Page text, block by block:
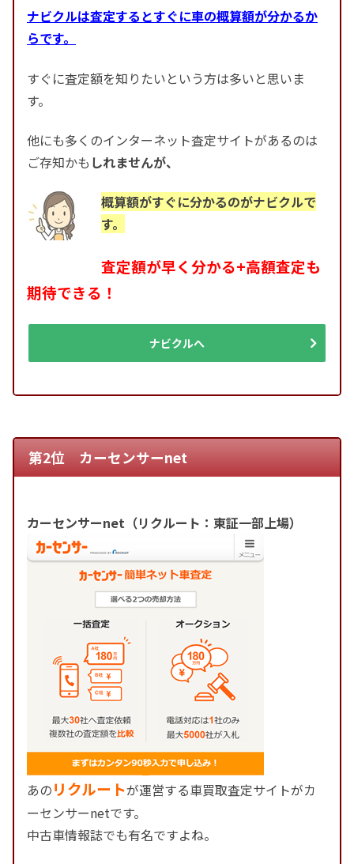
ナビクルは査定するとすぐに車の概算額が分かるか
らです。
すぐに査定額を知りたいという方は多いと思いま
す。
他にも多くのインターネット査定サイトがあるのは
ご存知かも しれませんが、
概算額がすぐに分かるのがナビクルで
す。
査定額が早く分かる+高額査定も
期待できる！
ナビクルへ
第2位 カーセンサーnet
カーセンサーnet（リクルート：東証一部上場）
あのリクルートが運営する車買取査定サイトがカ
ーセンサーnetです。
中古車情報誌でも有名ですよね。